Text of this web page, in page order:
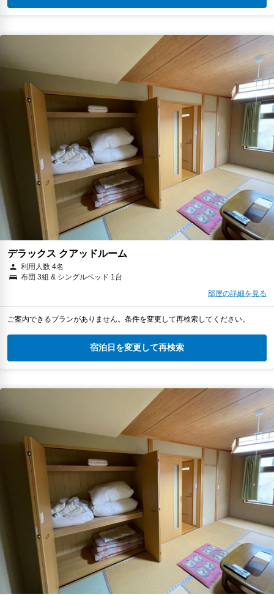
デラックス クアッドルーム
利用人数 4名
布団 3組 & シングルベッド 1台
部屋の詳細を見る
ご案内できるプランがありません。条件を変更して再検索してください。
宿泊日を変更して再検索